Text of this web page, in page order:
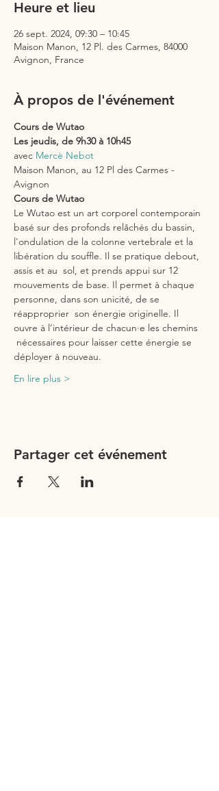
Heure et lieu
26 sept. 2024, 09:30 – 10:45
Maison Manon, 12 Pl. des Carmes, 84000
Avignon, France
À propos de l'événement
Cours de Wutao
Les jeudis, de 9h30 à 10h45
avec Mercè Nebot
Maison Manon, au 12 Pl des Carmes -
Avignon
Cours de Wutao
Le Wutao est un art corporel contemporain
basé sur des profonds relâchés du bassin,
l'ondulation de la colonne vertebrale et la
libération du souffle. Il se pratique debout,
assis et au  sol, et prends appui sur 12
mouvements de base. Il permet à chaque
personne, dans son unicité, de se
réapproprier  son énergie originelle. Il
ouvre à l’intérieur de chacun·e les chemins
nécessaires pour laisser cette énergie se
déployer à nouveau.
En lire plus >
Partager cet événement